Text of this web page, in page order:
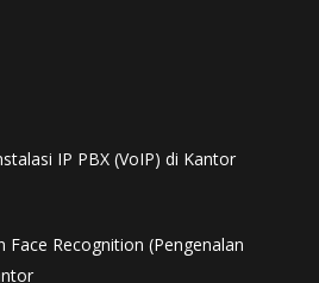
IP PBX (VoIP) di Kantor
Face Recognition (Pengenalan